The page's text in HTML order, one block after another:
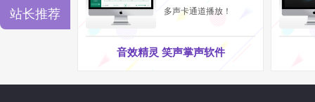
站长推荐
多声卡通道播放！
音效精灵 笑声掌声软件